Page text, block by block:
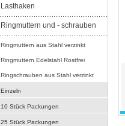
Lasthaken
Ringmuttern und - schrauben
Ringmuttern aus Stahl verzinkt
Ringmuttern Edelstahl Rostfrei
Ringschrauben aus Stahl verzinkt
Einzeln
10 Stück Packungen
25 Stück Packungen